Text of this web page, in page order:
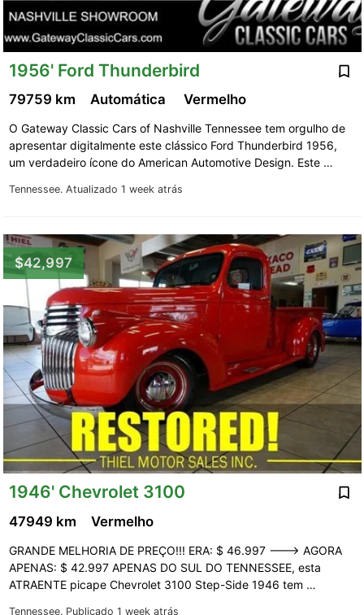
1956' Ford Thunderbird
Tennessee. Atualizado 1 week atrás
79759 km Automática Vermelho
O Gateway Classic Cars of Nashville Tennessee tem orgulho de
apresentar digitalmente este clássico Ford Thunderbird 1956,
um verdadeiro ícone do American Automotive Design. Este …
$42,997
1946' Chevrolet 3100
Tennessee. Publicado 1 week atrás
47949 km Vermelho
GRANDE MELHORIA DE PREÇO!!! ERA: $ 46.997 ---> AGORA
APENAS: $ 42.997 APENAS DO SUL DO TENNESSEE, esta
ATRAENTE picape Chevrolet 3100 Step-Side 1946 tem …